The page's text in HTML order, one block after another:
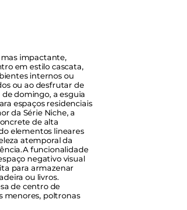
impactante,
em estilo cascata,
internos ou
ou ao desfrutar de
domingo, a esguia
espaços residenciais
da Série Niche, a
de alta
elementos lineares
atemporal da
funcionalidade
negativo visual
para armazenar
ou livros.
de centro de
menores, poltronas